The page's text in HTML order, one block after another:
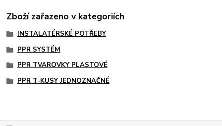
Zboží zařazeno v kategoriích
INSTALATÉRSKÉ POTŘEBY
PPR SYSTÉM
PPR TVAROVKY PLASTOVÉ
PPR T-KUSY JEDNOZNAČNÉ